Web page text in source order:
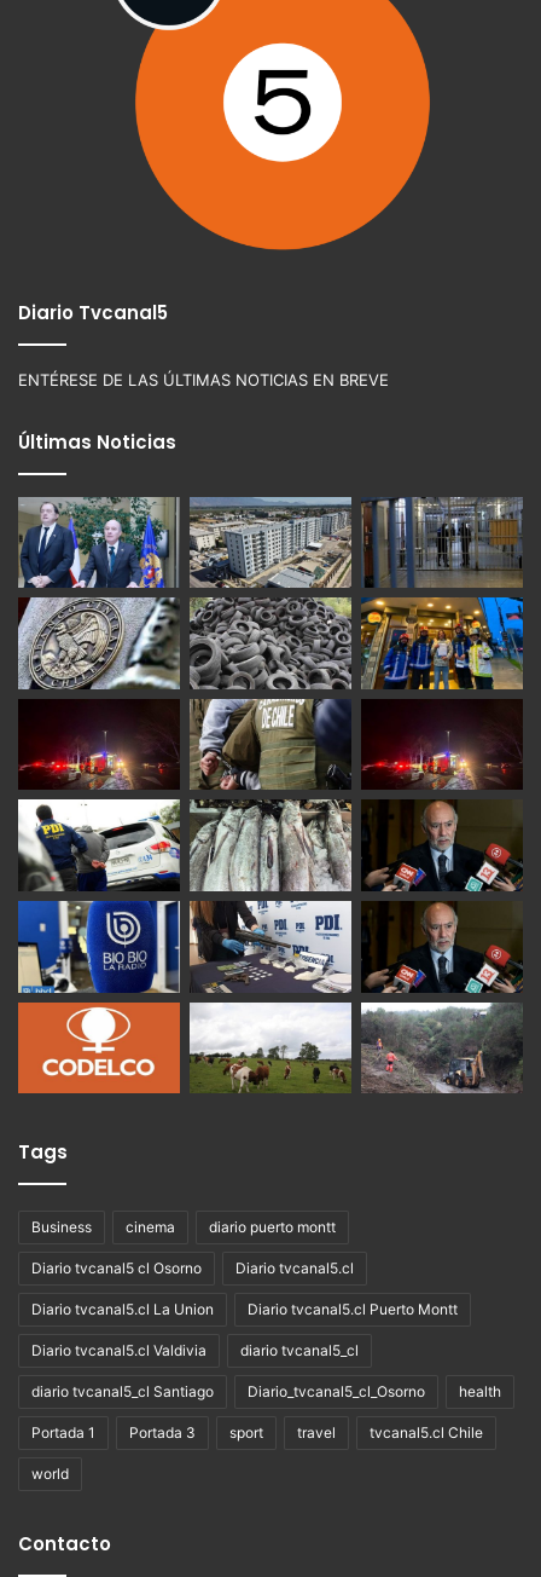
Diario Tvcanal5
ENTÉRESE DE LAS ÚLTIMAS NOTICIAS EN BREVE
Últimas Noticias
Tags
Business cinema diario puerto montt
Diario tvcanal5 cl Osorno Diario tvcanal5.cl
Diario tvcanal5.cl La Union Diario tvcanal5.cl Puerto Montt
Diario tvcanal5.cl Valdivia diario tvcanal5_cl
diario tvcanal5_cl Santiago Diario_tvcanal5_cl_Osorno health
Portada 1 Portada 3 sport travel tvcanal5.cl Chile
world
Contacto